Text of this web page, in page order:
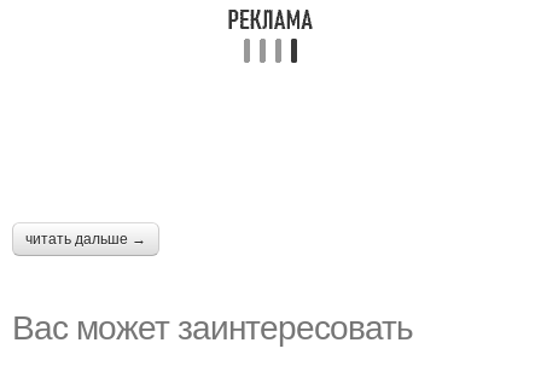
читать дальше →
Вас может заинтересовать